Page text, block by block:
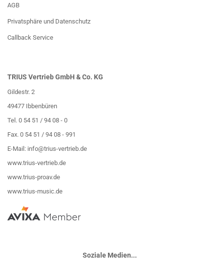
AGB
Privatsphäre und Datenschutz
Callback Service
TRIUS Vertrieb GmbH & Co. KG
Gildestr. 2
49477 Ibbenbüren
Tel. 0 54 51 / 94 08 - 0
Fax. 0 54 51 / 94 08 - 991
E-Mail: info@trius-vertrieb.de
www.trius-vertrieb.de
www.trius-proav.de
www.trius-music.de
Soziale Medien...